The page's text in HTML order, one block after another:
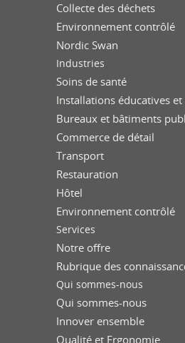
Collecte des déchets
Environnement contrôlé
Nordic Swan
Industries
Soins de santé
Installations éducatives
Bureaux et bâtiments
Commerce de détail
Transport
Restauration
Hôtel
Environnement contrôlé
Services
Notre offre
Rubrique des
Qui sommes-nous
Qui sommes-nous
Innover ensemble
Qualité et Ergonomie